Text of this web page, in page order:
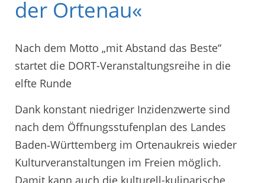
der Ortenau«
Nach dem Motto „mit Abstand das Beste“
startet die DORT-Veranstaltungsreihe in die
elfte Runde
Dank konstant niedriger Inzidenzwerte sind
nach dem Öffnungsstufenplan des Landes
Baden‐Württemberg im Ortenaukreis wieder
Kulturveranstaltungen im Freien möglich.
Damit kann auch die kulturell-kulinarische